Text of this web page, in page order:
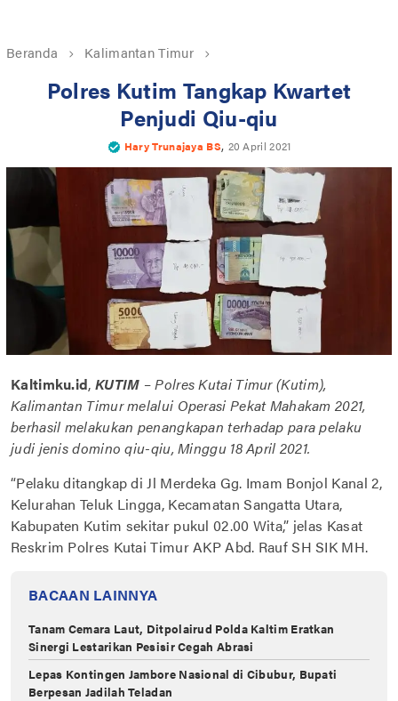
Beranda Kalimantan Timur
Polres Kutim Tangkap Kwartet
Penjudi Qiu-qiu
Hary Trunajaya BS, 20 April 2021
Kaltimku.id, KUTIM –Polres Kutai Timur (Kutim),
Kalimantan Timur melalui Operasi Pekat Mahakam 2021,
berhasil melakukan penangkapan terhadap para pelaku
judi jenis domino qiu-qiu, Minggu 18 April 2021.
“Pelaku ditangkap di Jl Merdeka Gg. Imam Bonjol Kanal 2,
Kelurahan Teluk Lingga, Kecamatan Sangatta Utara,
Kabupaten Kutim sekitar pukul 02.00 Wita,” jelas Kasat
Reskrim Polres Kutai Timur AKP Abd. Rauf SH SIK MH.
BACAAN LAINNYA
Tanam Cemara Laut, Ditpolairud Polda Kaltim Eratkan
Sinergi Lestarikan Pesisir Cegah Abrasi
Lepas Kontingen Jambore Nasional di Cibubur, Bupati
Berpesan Jadilah Teladan